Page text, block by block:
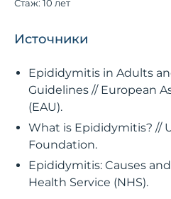
Стаж: 10 лет
Источники
Epididymitis in Adults
Guidelines // European
(EAU).
What is Epididymitis? //
Foundation.
Epididymitis: Causes
Health Service (NHS).